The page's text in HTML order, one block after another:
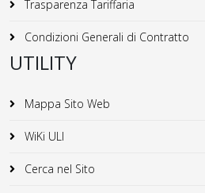
Trasparenza Tariffaria
Condizioni Generali di Contratto
UTILITY
Mappa Sito Web
WiKi ULI
Cerca nel Sito